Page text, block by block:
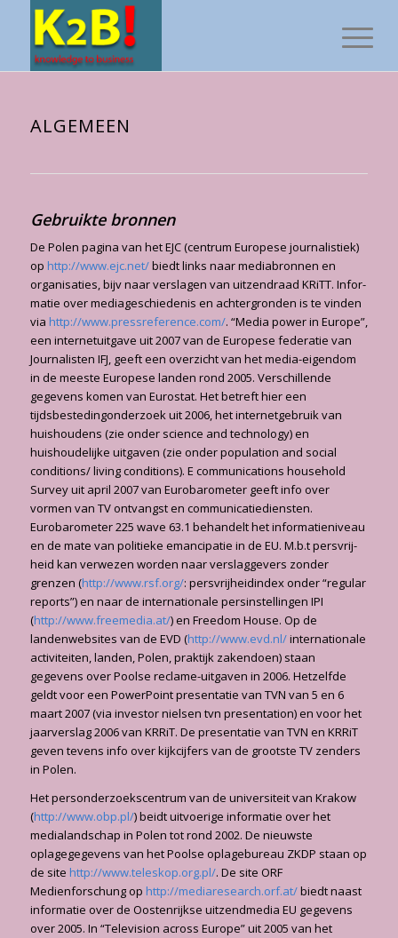
ALGEMEEN
Gebruikte bronnen
De Polen pagina van het EJC (centrum Europese journalistiek)
op http://www.ejc.net/biedt links naar mediabronnen en
organisaties, bijv naar verslagen van uitzendraad KRiTT. Infor­
matie over mediageschiedenis en achtergronden is te vinden
via http://www.pressreference.com/. “Media power in Europe”,
een internetuitgave uit 2007 van de Europese federatie van
Jour­nalisten IFJ, geeft een overzicht van het media-eigendom
in de meeste Europese landen rond 2005. Verschillende
gegevens komen van Eurostat. Het betreft hier een
tijdsbestedingonderzoek uit 2006, het internetge­bruik van
huishoudens (zie onder science and technology) en
huishoudelijke uitgaven (zie onder population and social
conditions/ living conditions). E communications household
Survey uit april 2007 van Eurobarometer geeft info over
vormen van TV ontvangst en communicatiediensten.
Eurobarometer 225 wave 63.1 behandelt het informatieniveau
en de mate van politieke emancipatie in de EU. M.b.t persvrij­
heid kan verwezen worden naar verslaggevers zon­der
grenzen (http://www.rsf.org/: persvrijheidindex onder “regular
re­ports”) en naar de internationale persinstellingen IPI
(http://www.freemedia.at/) en Freedom House. Op de
landenwebsites van de EVD (http://www.evd.nl/inter­nationale
activiteiten, landen, Polen, praktijk zakendoen) staan
gegevens over Poolse reclame-uitgaven in 2006. Hetzelfde
geldt voor een PowerPoint presentatie van TVN van 5 en 6
maart 2007 (via investor nielsen tvn presentation) en voor het
jaarverslag 2006 van KRRiT. De presentatie van TVN en KRRiT
geven tevens info over kijkcijfers van de grootste TV zenders
in Polen.
Het personderzoekscen­trum van de universiteit van Krakow
(http://www.obp.pl/) beidt uitvoerige informatie over het
media­landschap in Polen tot rond 2002. De nieuwste
oplagegegevens van het Poolse oplagebu­reau ZKDP staan op
de site http://www.teleskop.org.pl/. De site ORF
Medienforschung op http://mediaresearch.orf.at/biedt naast
informatie over de Oostenrijkse uitzendmedia EU gegevens
over 2005. In “Television across Europe” uit 2005 van het